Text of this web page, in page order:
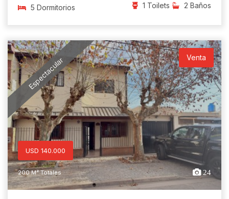
5 Dormitorios 2 Baños
1 Toilets
Espectacular Venta
USD 140.000
200 M² Totales 24